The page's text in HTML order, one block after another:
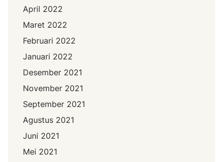
April 2022
Maret 2022
Februari 2022
Januari 2022
Desember 2021
November 2021
September 2021
Agustus 2021
Juni 2021
Mei 2021